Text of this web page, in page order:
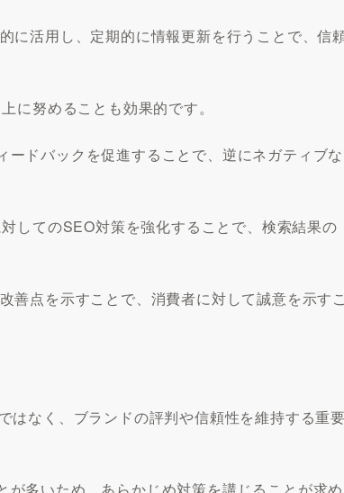
に活用し、定期的に情報更新を行うことで、信
に努めることも効果的です。
ドバックを促進することで、逆にネガティブな
してのSEO対策を強化することで、検索結果の
善点を示すことで、消費者に対して誠意を示す
はなく、ブランドの評判や信頼性を維持する重
多いため、あらかじめ対策を講じることが求め